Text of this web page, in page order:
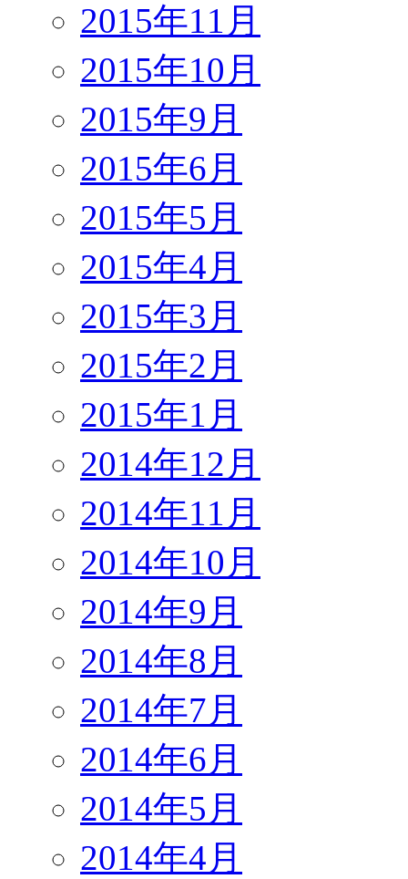
2015年11月
2015年10月
2015年9月
2015年6月
2015年5月
2015年4月
2015年3月
2015年2月
2015年1月
2014年12月
2014年11月
2014年10月
2014年9月
2014年8月
2014年7月
2014年6月
2014年5月
2014年4月